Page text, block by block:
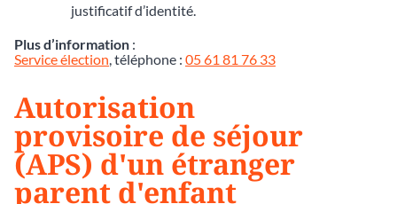
justificatif d’identité.
Plus d’information :
Service élection , téléphone : 05 61 81 76 33
Autorisation
provisoire de séjour
(APS) d'un étranger
parent d'enfant